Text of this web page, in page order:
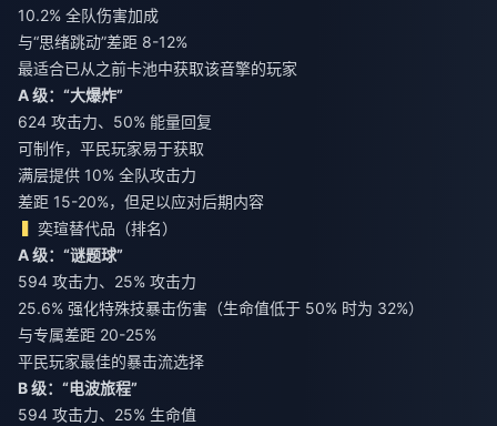
10.2% 全队伤害加成
与“思绪跳动”差距 8-12%
最适合已从之前卡池中获取该音擎的玩家
A 级：“大爆炸”
624 攻击力、50% 能量回复
可制作，平民玩家易于获取
满层提供 10% 全队攻击力
差距 15-20%，但足以应对后期内容
奕瑄替代品（排名）
A 级：“谜题球”
594 攻击力、25% 攻击力
25.6% 强化特殊技暴击伤害（生命值低于 50% 时为 32%）
与专属差距 20-25%
平民玩家最佳的暴击流选择
B 级：“电波旅程”
594 攻击力、25% 生命值